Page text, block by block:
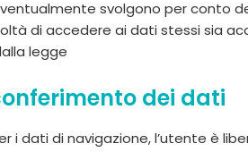
svolgono per conto
di accedere ai dati stessi sia
legge
dei dati
dati di navigazione, l’utente è